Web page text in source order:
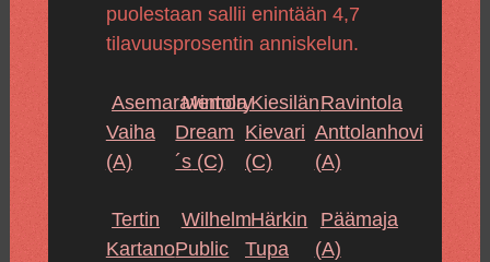
puolestaan sallii enintään 4,7
tilavuusprosentin anniskelun.
Asemaravintola
Vaiha
(A)
Memory
Dream
´s (C)
Kiesilän
Kievari
(C)
Ravintola
Anttolanhovi
(A)
Tertin
Kartano
Wilhelm
Public
Härkin
Tupa
Päämaja
(A)